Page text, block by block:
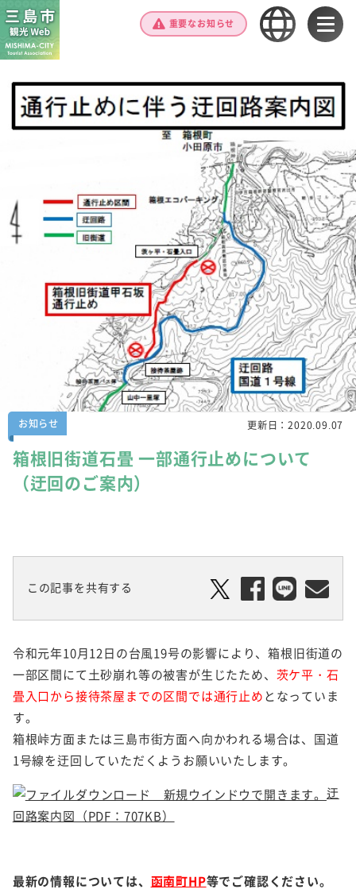
重要なお知らせ
お知らせ 更新日：2020.09.07
箱根旧街道石畳 一部通行止めについて
（迂回のご案内）
この記事を共有する
令和元年10月12日の台風19号の影響により、箱根旧街道の
一部区間にて土砂崩れ等の被害が生じたため、 茨ケ平・石
畳入口から接待茶屋までの区間では通行止めとなっていま
す。
箱根峠方面または三島市街方面へ向かわれる場合は、国道
1号線を迂回していただくようお願いいたします。
迂
回路案内図（PDF：707KB）
最新の情報については、 函南町HP等でご確認ください。